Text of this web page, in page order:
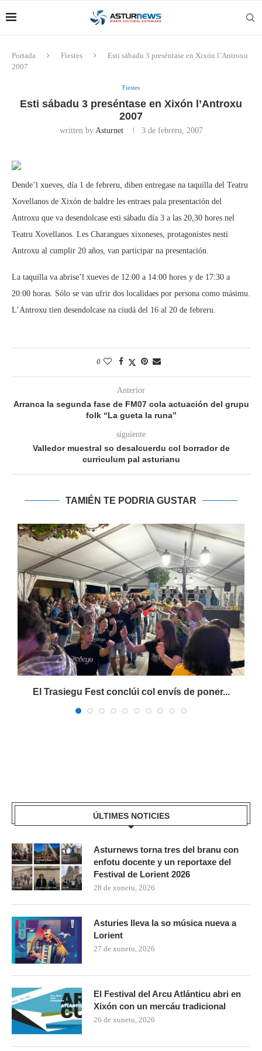
Portada Fiestes
Esti sábadu 3 preséntase en Xixón l’Antroxu
2007
Fiestes
Esti sábadu 3 preséntase en Xixón l’Antroxu
2007
written by Asturnet 3 de febreru, 2007
Dende’l xueves, día 1 de febreru, diben entregase na taquilla del Teatru
Xovellanos de Xixón de baldre les entraes pala presentación del
Antroxu que va desendolcase esti sábadu día 3 a las 20,30 hores nel
Teatru Xovellanos. Les Charangues xixoneses, protagonistes nesti
Antroxu al cumplir 20 años, van participar na presentación.
La taquilla va abrise’l xueves de 12:00 a 14:00 hores y de 17:30 a
20:00 horas. Sólo se van ufrir dos localidaes por persona como másimu.
L’Antroxu tien desendolcase na ciudá del 16 al 20 de febreru.
0
Anterior
Arranca la segunda fase de FM07 cola actuación del grupu
folk “La gueta la runa”
siguiente
Valledor muestral so desalcuerdu col borrador de
curriculum pal asturianu
TAMIÉN TE PODRIA GUSTAR
El Trasiegu Fest conclúi col envís de poner...
ÚLTIMES NOTICIES
Asturnews torna tres del branu con
enfotu docente y un reportaxe del
Festival de Lorient 2026
28 de xunetu, 2026
Asturies lleva la so música nueva a
Lorient
27 de xunetu, 2026
El Festival del Arcu Atlánticu abri en
Xixón con un mercáu tradicional
26 de xunetu, 2026